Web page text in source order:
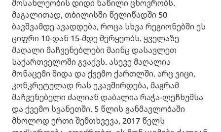
მოსახლეობის დიდი ნაწილი ცხოვრობს.
მაგალითად, თბილისში წელიწადში 50
ბავშვამდე ავადდება, როცა სხვა რეგიონებში ეს
ციფრი 10-დან 15-მდე მერყეობს. ყველაზე
მაღალი მაჩვენებლები მაინც დასავლეთ
საქართველოში გვაქვს. ასევე მაღალია
მონაცემი შიდა და ქვემო ქართლში. არც ვიცი,
კონკრეტულად რას უკავშირდება, მაგრამ
მაჩვენებელი ძალიან დაბალია რაჭა-ლეჩხუმსა
და ქვემო სვანეთში. 5 წლის განმავლობაში
მხოლოდ ერთი შემთხვევა, 2017 წელს